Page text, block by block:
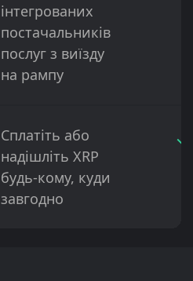
інтегрованих
постачальників
послуг з виїзду
на рампу
Сплатіть або
надішліть XRP
будь-кому, куди
завгодно
✓